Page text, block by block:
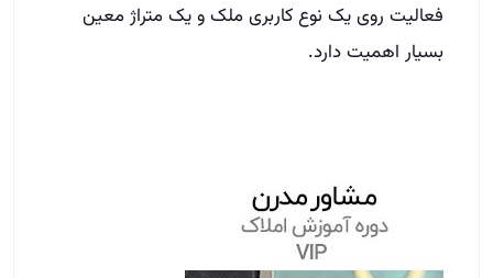
فعالیت روی یک نوع کاربری ملک و یک متراژ معین
بسیار اهمیت دارد.